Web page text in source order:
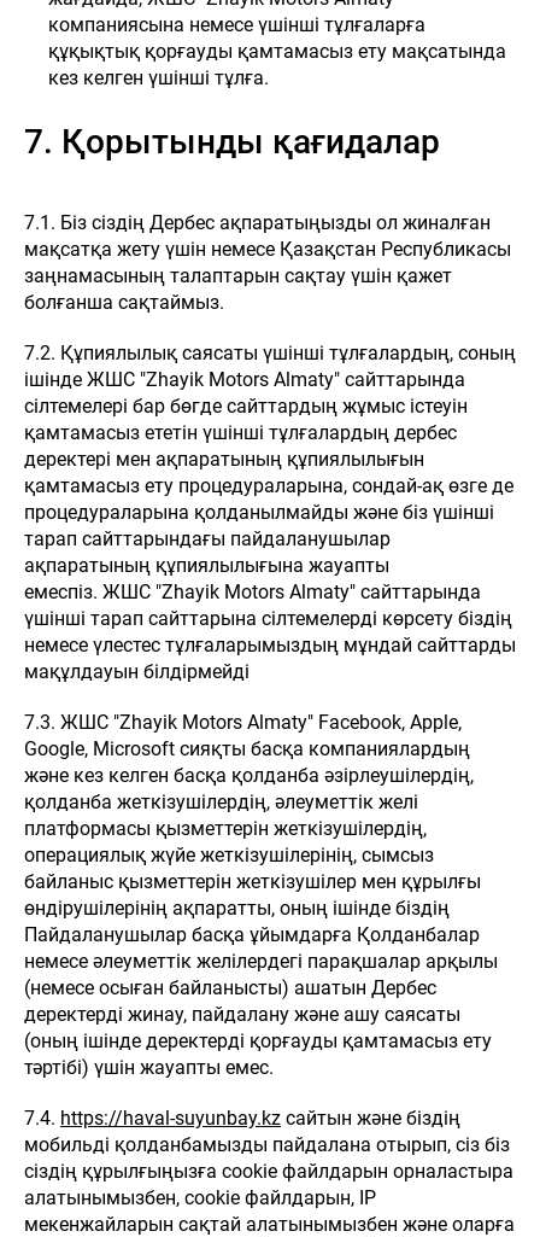
компаниясына немесе үшінші тұлғаларға
құқықтық қорғауды қамтамасыз ету мақсатында
кез келген үшінші тұлға.
7. Қорытынды қағидалар
7.1. Біз сіздің Дербес ақпаратыңызды ол жиналған
мақсатқа жету үшін немесе Қазақстан Республикасы
заңнамасының талаптарын сақтау үшін қажет
болғанша сақтаймыз.
7.2. Құпиялылық саясаты үшінші тұлғалардың, соның
ішінде ЖШС "Zhayik Motors Almaty" сайттарында
сілтемелері бар бөгде сайттардың жұмыс істеуін
қамтамасыз ететін үшінші тұлғалардың дербес
деректері мен ақпаратының құпиялылығын
қамтамасыз ету процедураларына, сондай-ақ өзге де
процедураларына қолданылмайды және біз үшінші
тарап сайттарындағы пайдаланушылар
ақпаратының құпиялылығына жауапты
емеспіз. ЖШС "Zhayik Motors Almaty" сайттарында
үшінші тарап сайттарына сілтемелерді көрсету біздің
немесе үлестес тұлғаларымыздың мұндай сайттарды
мақұлдауын білдірмейді
7.3. ЖШС "Zhayik Motors Almaty" Facebook, Apple,
Google, Microsoft сияқты басқа компаниялардың
және кез келген басқа қолданба әзірлеушілердің,
қолданба жеткізушілердің, әлеуметтік желі
платформасы қызметтерін жеткізушілердің,
операциялық жүйе жеткізушілерінің, сымсыз
байланыс қызметтерін жеткізушілер мен құрылғы
өндірушілерінің ақпаратты, оның ішінде біздің
Пайдаланушылар басқа ұйымдарға Қолданбалар
немесе әлеуметтік желілердегі парақшалар арқылы
(немесе осыған байланысты) ашатын Дербес
деректерді жинау, пайдалану және ашу саясаты
(оның ішінде деректерді қорғауды қамтамасыз ету
тәртібі) үшін жауапты емес.
7.4. https://haval-suyunbay.kz сайтын және біздің
мобильді қолданбамызды пайдалана отырып, сіз біз
сіздің құрылғыңызға cookie файлдарын орналастыра
алатынымызбен, cookie файлдарын, IP
мекенжайларын сақтай алатынымызбен және оларға